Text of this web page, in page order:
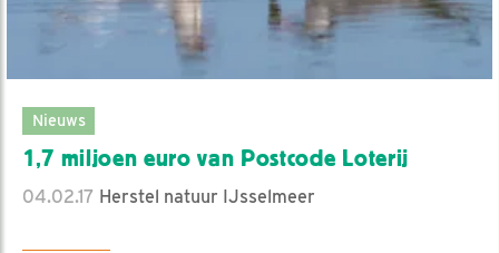
Nieuws
1,7 miljoen euro van Postcode Loterij
04.02.17 Herstel natuur IJsselmeer